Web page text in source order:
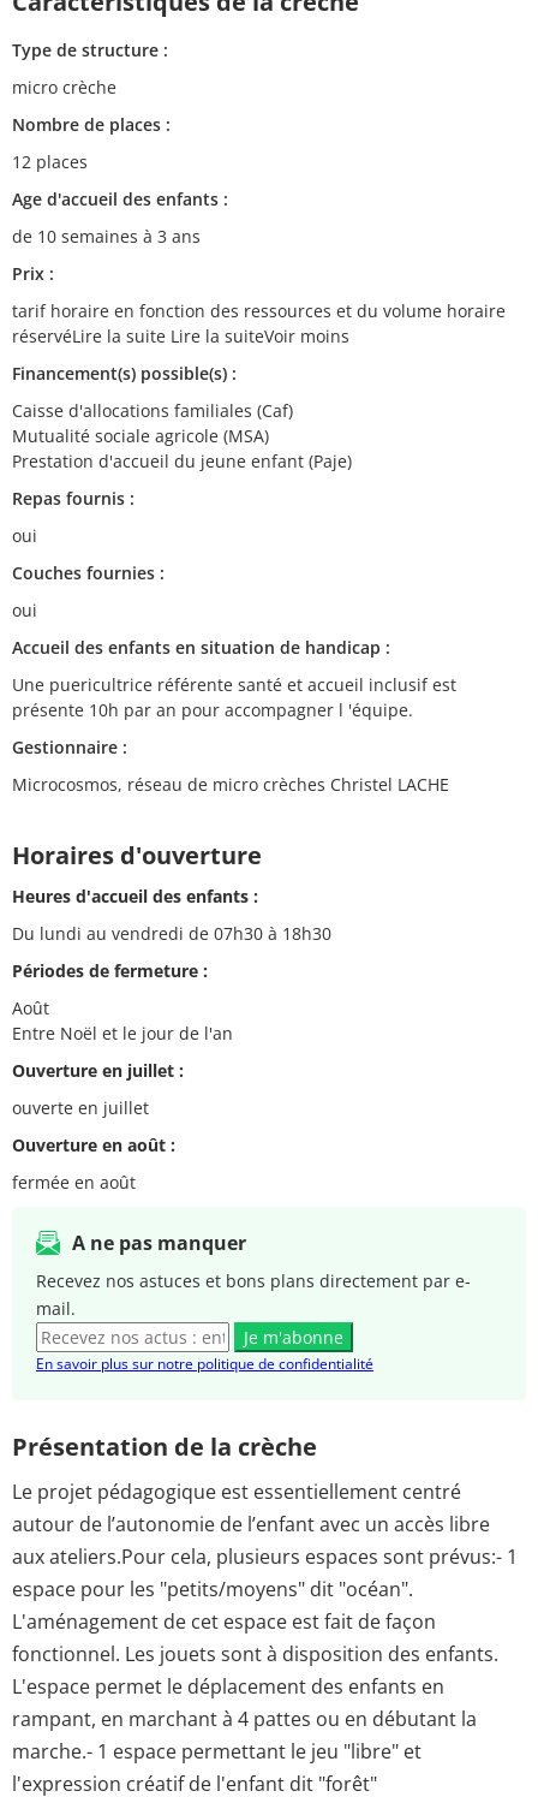
Type de structure :
micro crèche
Nombre de places :
12 places
Age d'accueil des enfants :
de 10 semaines à 3 ans
Prix :
tarif horaire en fonction des ressources et du volume horaire
réservéLire la suite Lire la suiteVoir moins
Financement(s) possible(s) :
Caisse d'allocations familiales (Caf)
Mutualité sociale agricole (MSA)
Prestation d'accueil du jeune enfant (Paje)
Repas fournis :
oui
Couches fournies :
oui
Accueil des enfants en situation de handicap :
Une puericultrice référente santé et accueil inclusif est
présente 10h par an pour accompagner l 'équipe.
Gestionnaire :
Microcosmos, réseau de micro crèches Christel LACHE
Horaires d'ouverture
Heures d'accueil des enfants :
Du lundi au vendredi de 07h30 à 18h30
Périodes de fermeture :
Août
Entre Noël et le jour de l'an
Ouverture en juillet :
ouverte en juillet
Ouverture en août :
fermée en août
A ne pas manquer
Recevez nos astuces et bons plans directement par e-
mail.
Je m'abonne
En savoir plus sur notre politique de confidentialité
Présentation de la crèche
Le projet pédagogique est essentiellement centré
autour de l’autonomie de l’enfant avec un accès libre
aux ateliers.Pour cela, plusieurs espaces sont prévus:- 1
espace pour les "petits/moyens" dit "océan".
L'aménagement de cet espace est fait de façon
fonctionnel. Les jouets sont à disposition des enfants.
L'espace permet le déplacement des enfants en
rampant, en marchant à 4 pattes ou en débutant la
marche.- 1 espace permettant le jeu "libre" et
l'expression créatif de l'enfant dit "forêt"